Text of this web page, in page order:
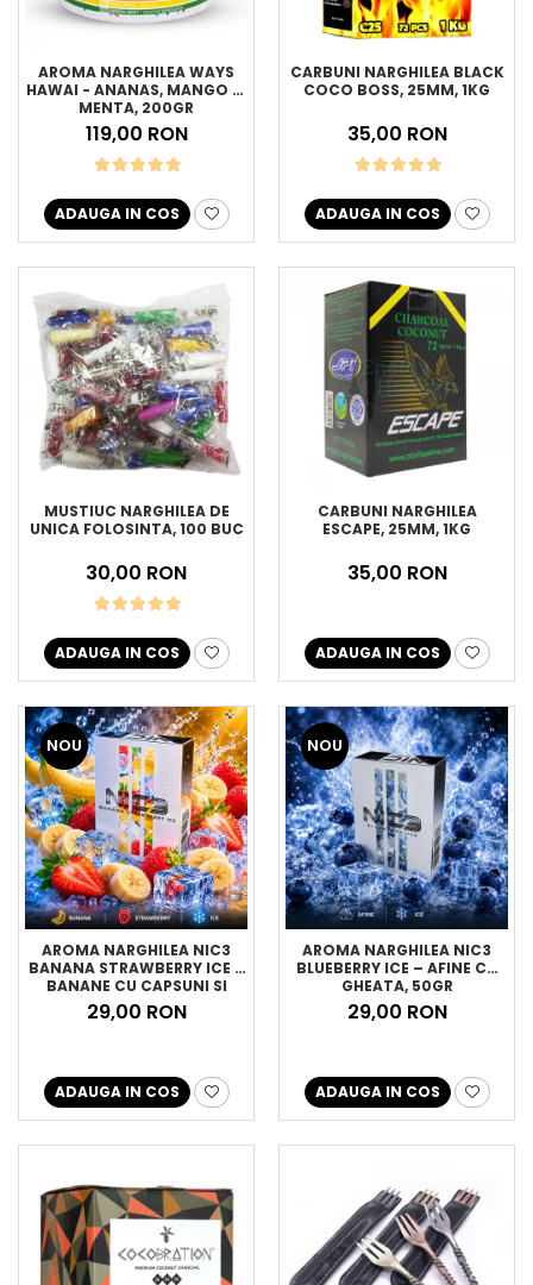
AROMA NARGHILEA WAYS
HAWAI - ANANAS, MANGO SI
MENTA, 200GR
119,00 RON
ADAUGA IN COS
CARBUNI NARGHILEA BLACK
COCO BOSS, 25MM, 1KG
35,00 RON
ADAUGA IN COS
MUSTIUC NARGHILEA DE
UNICA FOLOSINTA, 100 BUC
30,00 RON
ADAUGA IN COS
CARBUNI NARGHILEA
ESCAPE, 25MM, 1KG
35,00 RON
ADAUGA IN COS
NOU
AROMA NARGHILEA NIC3
BANANA STRAWBERRY ICE –
BANANE CU CAPSUNI SI
GHEATA, 50GR
29,00 RON
ADAUGA IN COS
NOU
AROMA NARGHILEA NIC3
BLUEBERRY ICE – AFINE CU
GHEATA, 50GR
29,00 RON
ADAUGA IN COS